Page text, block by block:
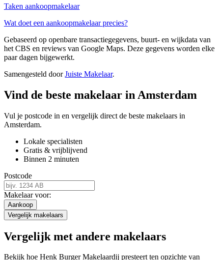
Taken aankoopmakelaar
Wat doet een aankoopmakelaar precies?
Gebaseerd op openbare transactiegegevens, buurt- en wijkdata van
het CBS en reviews van Google Maps. Deze gegevens worden elke
paar dagen bijgewerkt.
Samengesteld doorJuiste Makelaar.
Vind de beste makelaar in Amsterdam
Vul je postcode in en vergelijk direct de beste makelaars in
Amsterdam.
Lokale specialisten
Gratis & vrijblijvend
Binnen 2 minuten
Postcode
Makelaar voor:
Aankoop
Vergelijk makelaars
Vergelijk met andere makelaars
Bekijk hoe Henk Burger Makelaardij presteert ten opzichte van